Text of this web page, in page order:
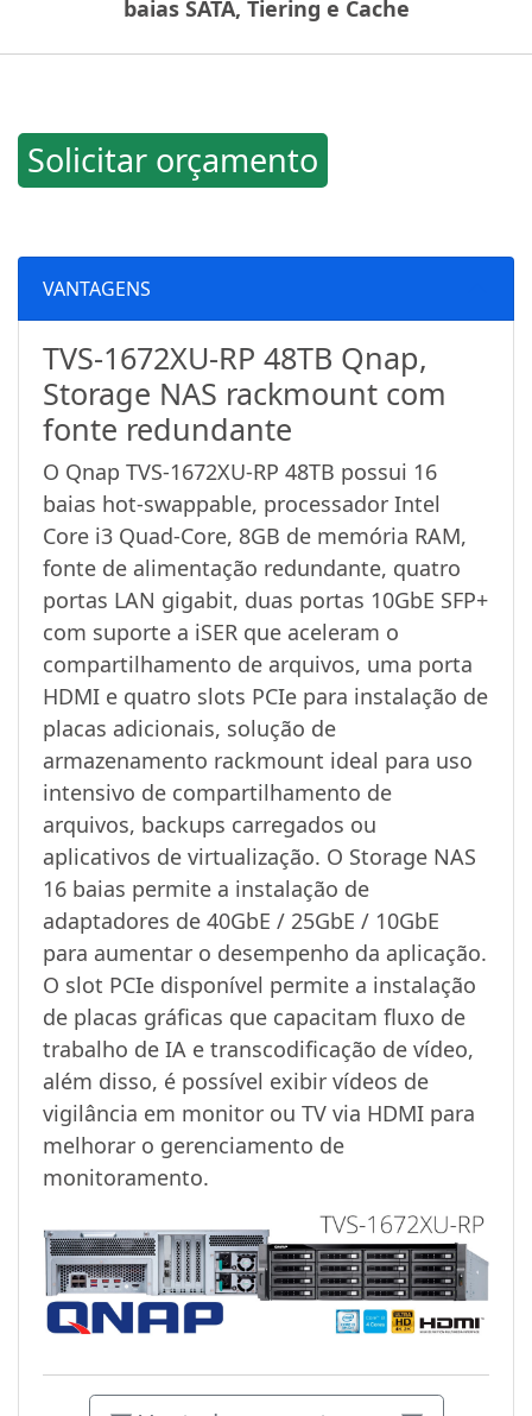
baias SATA, Tiering e Cache
Solicitar orçamento
VANTAGENS
TVS-1672XU-RP 48TB Qnap,
Storage NAS rackmount com
fonte redundante
O Qnap TVS-1672XU-RP 48TB possui 16
baias hot-swappable, processador Intel
Core i3 Quad-Core, 8GB de memória RAM,
fonte de alimentação redundante, quatro
portas LAN gigabit, duas portas 10GbE SFP+
com suporte a iSER que aceleram o
compartilhamento de arquivos, uma porta
HDMI e quatro slots PCIe para instalação de
placas adicionais, solução de
armazenamento rackmount ideal para uso
intensivo de compartilhamento de
arquivos, backups carregados ou
aplicativos de virtualização. O Storage NAS
16 baias permite a instalação de
adaptadores de 40GbE / 25GbE / 10GbE
para aumentar o desempenho da aplicação.
O slot PCIe disponível permite a instalação
de placas gráficas que capacitam fluxo de
trabalho de IA e transcodificação de vídeo,
além disso, é possível exibir vídeos de
vigilância em monitor ou TV via HDMI para
melhorar o gerenciamento de
monitoramento.